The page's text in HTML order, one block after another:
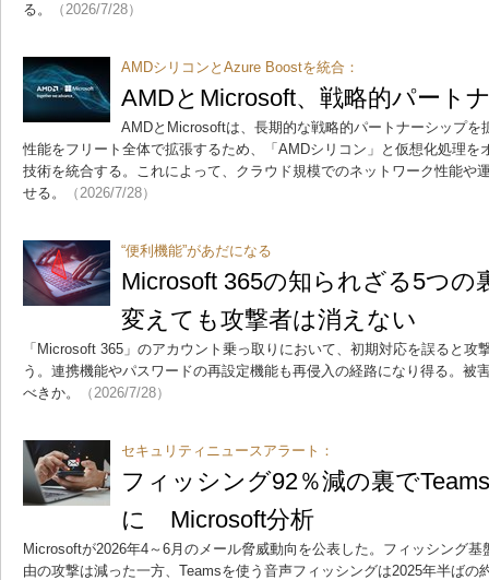
る。 （2026/7/28）
AMDシリコンとAzure Boostを統合：
AMDとMicrosoft、戦略的パート
AMDとMicrosoftは、長期的な戦略的パートナーシップを
性能をフリート全体で拡張するため、「AMDシリコン」と仮想化処理を
技術を統合する。これによって、クラウド規模でのネットワーク性能や
せる。
（2026/7/28）
“便利機能”があだになる
Microsoft 365の知られざる5つ
変えても攻撃者は消えない
「Microsoft 365」のアカウント乗っ取りにおいて、初期対応を誤ると攻
う。連携機能やパスワードの再設定機能も再侵入の経路になり得る。被
べきか。
（2026/7/28）
セキュリティニュースアラート：
フィッシング92％減の裏で
に Microsoft分析
Microsoftが2026年4～6月のメール脅威動向を公表した。フィッシング
由の攻撃は減った一方、Teamsを使う音声フィッシングは2025年半ばの